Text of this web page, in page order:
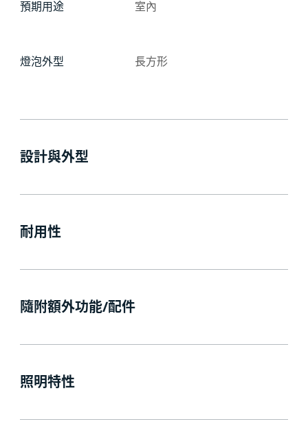
預期用途 室內
燈泡外型 長方形
設計與外型
耐用性
隨附額外功能/配件
照明特性